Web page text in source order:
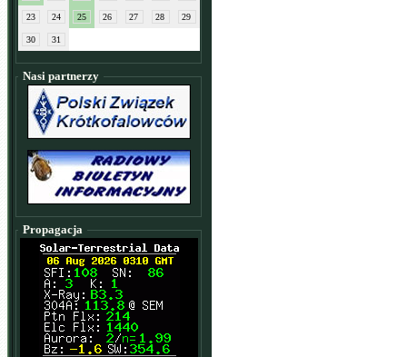
23 24 25 26 27 28 29
30 31
Nasi partnerzy
Propagacja